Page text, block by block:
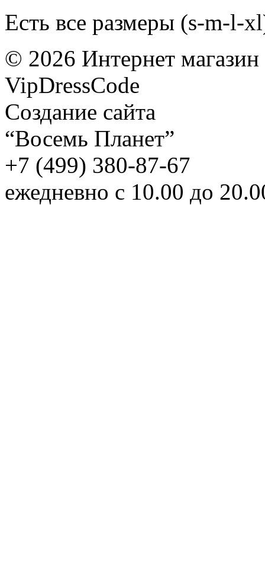
Есть все размеры (s-m-l-
© 2026 Интернет магазин
VipDressCode
Создание сайта
“Восемь Планет”
+7 (499) 380-87-67
ежедневно с 10.00 до